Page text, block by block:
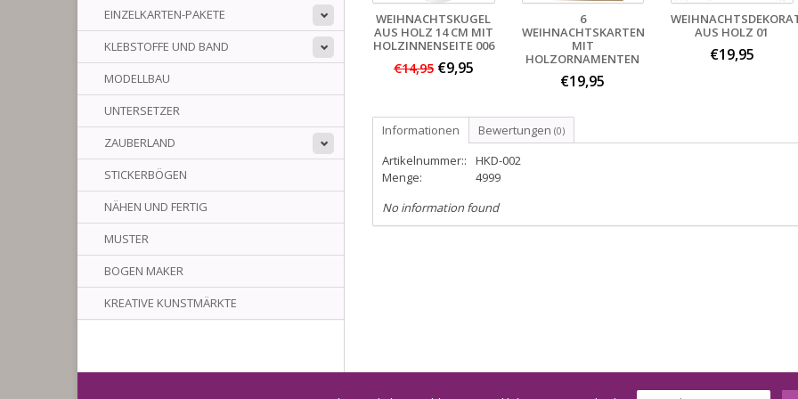
EINZELKARTEN-PAKETE
KLEBSTOFFE UND BAND
MODELLBAU
UNTERSETZER
ZAUBERLAND
STICKERBÖGEN
NÄHEN UND FERTIG
MUSTER
BOGEN MAKER
KREATIVE KUNSTMÄRKTE
WEIHNACHTSKUGEL
AUS HOLZ 14 CM MIT
HOLZINNENSEITE 006
€14,95€9,95
6
WEIHNACHTSKARTEN
MIT
HOLZORNAMENTEN
€19,95
AUS HOLZ 01
€19,95
Informationen Bewertungen (0)
Artikelnummer::
HKD-002
Menge:
4999
No information found